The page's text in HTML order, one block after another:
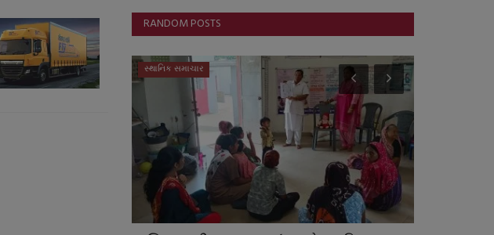
RANDOM POSTS
સ્થાનિક સમાચાર